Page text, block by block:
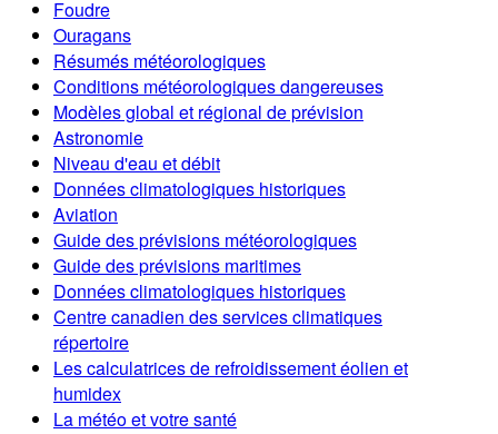
Foudre
Ouragans
Résumés météorologiques
Conditions météorologiques dangereuses
Modèles global et régional de prévision
Astronomie
Niveau d'eau et débit
Données climatologiques historiques
Aviation
Guide des prévisions météorologiques
Guide des prévisions maritimes
Données climatologiques historiques
Centre canadien des services climatiques
répertoire
Les calculatrices de refroidissement éolien et
humidex
La météo et votre santé